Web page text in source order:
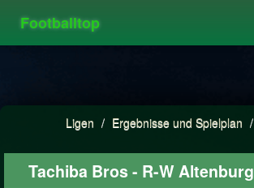
Footballtop
HIGHSCORE
Ligen / Ergebnisse und Spielplan /
Tachiba Bros - R-W Altenburg